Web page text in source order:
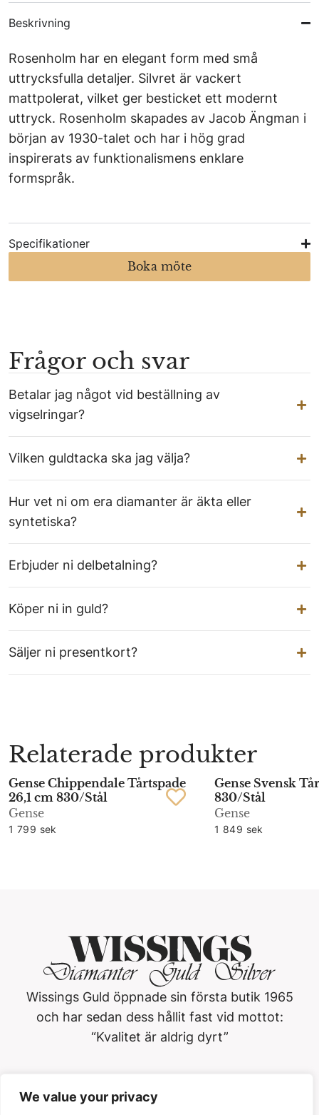
We value your privacy
Beskrivning
Rosenholm har en elegant form med små
uttrycksfulla detaljer. Silvret är vackert
mattpolerat, vilket ger besticket ett modernt
uttryck. Rosenholm skapades av Jacob Ängman i
början av 1930-talet och har i hög grad
inspirerats av funktionalismens enklare
formspråk.
Specifikationer
Boka möte
Frågor och svar
Betalar jag något vid beställning av
vigselringar?
Vilken guldtacka ska jag välja?
Hur vet ni om era diamanter är äkta eller
syntetiska?
Erbjuder ni delbetalning?
Köper ni in guld?
Säljer ni presentkort?
Relaterade produkter
Gense Chippendale Tårtspade
26,1 cm 830/Stål
Gense
1 799 sek
Gense Svensk
830/Stål
Gense
1 849 sek
Wissings Guld öppnade sin första butik 1965
och har sedan dess hållit fast vid mottot:
“Kvalitet är aldrig dyrt”
Köpmangatan 3, 722 15, Västerås